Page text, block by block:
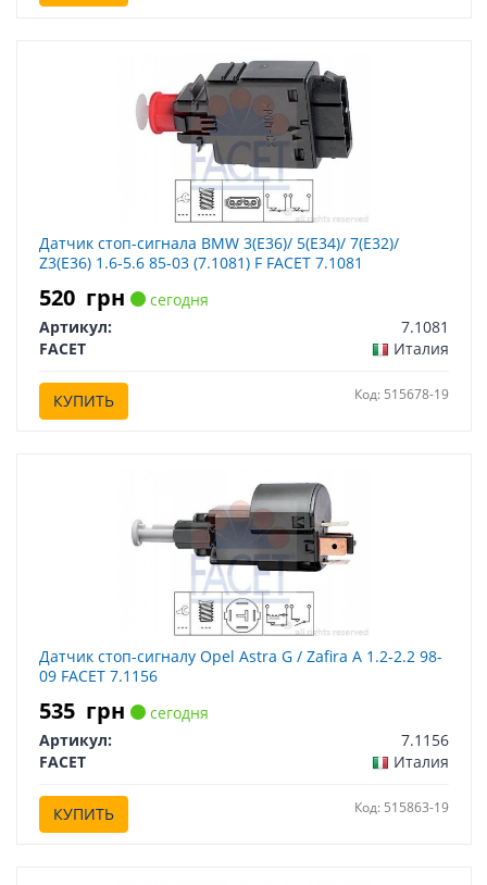
Датчик стоп-сигнала BMW 3(E36)/ 5(E34)/ 7(E32)/
Z3(E36) 1.6-5.6 85-03 (7.1081) F FACET 7.1081
520 грн
сегодня
Артикул:
7.1081
FACET
Италия
КУПИТЬ Код: 515678-19
Датчик стоп-сигналу Opel Astra G / Zafira A 1.2-2.2 98-
09 FACET 7.1156
535 грн
сегодня
Артикул:
7.1156
FACET
Италия
КУПИТЬ Код: 515863-19